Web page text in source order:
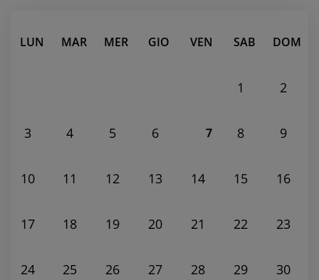
LUN MAR MER GIO VEN SAB DOM
1 2
3 4 5 6 7 8 9
10 11 12 13 14 15 16
17 18 19 20 21 22 23
24 25 26 27 28 29 30